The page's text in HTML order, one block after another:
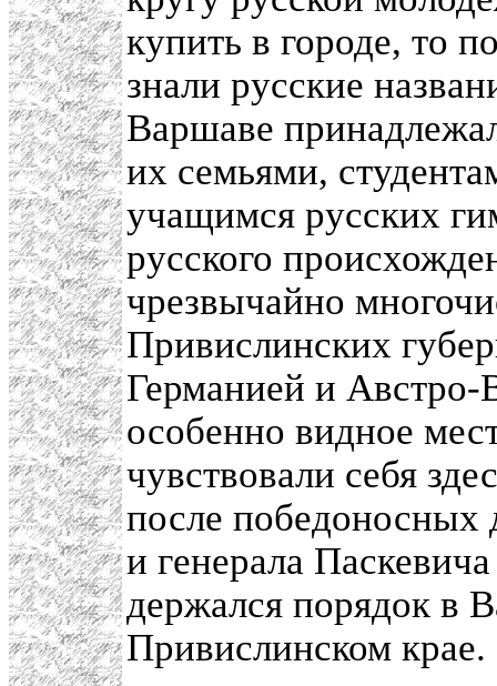
купить в городе, то
знали русские
Варшаве
их семьями,
учащимся русских
русского
чрезвычайно
Привислинских
Германией и Австро-
особенно видное
чувствовали себя
после победоносных
и генерала
держался порядок в
Привислинском крае.